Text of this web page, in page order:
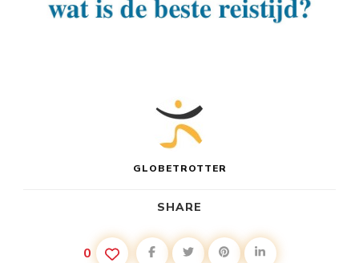
GLOBETROTTER
SHARE
0